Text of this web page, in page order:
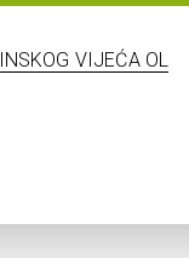
VIJEĆA OL